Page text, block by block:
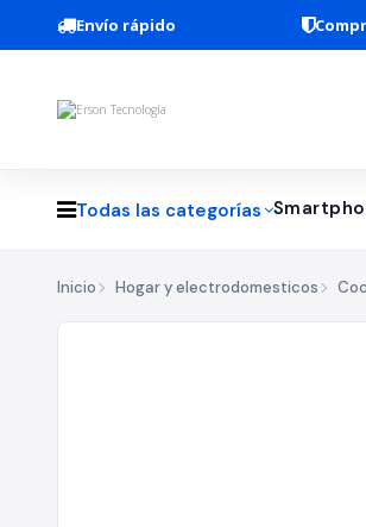
Envío rápido
Todas las categorías
Inicio Hogar y electrodomesticos